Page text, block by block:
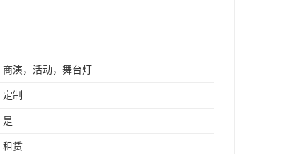
商演，活动，舞台灯
定制
是
租赁